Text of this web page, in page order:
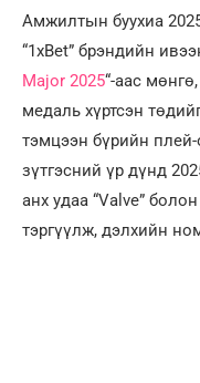
Амжилтын буухиа
“1xBet” брэндийн
Major 2025“-аас мөнгө,
медаль хүртсэн
тэмцээн бүрийн
зүтгэсний үр дүнд
анх удаа “Valve”
тэргүүлж, дэлхийн